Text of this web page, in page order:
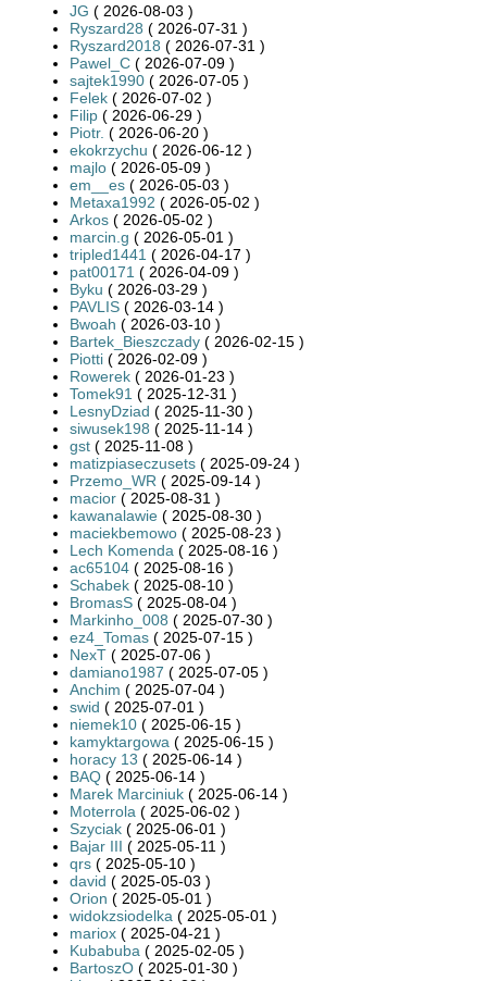
JG ( 2026-08-03 )
Ryszard28 ( 2026-07-31 )
Ryszard2018 ( 2026-07-31 )
Pawel_C ( 2026-07-09 )
sajtek1990 ( 2026-07-05 )
Felek ( 2026-07-02 )
Filip ( 2026-06-29 )
Piotr. ( 2026-06-20 )
ekokrzychu ( 2026-06-12 )
majlo ( 2026-05-09 )
em__es ( 2026-05-03 )
Metaxa1992 ( 2026-05-02 )
Arkos ( 2026-05-02 )
marcin.g ( 2026-05-01 )
tripled1441 ( 2026-04-17 )
pat00171 ( 2026-04-09 )
Byku ( 2026-03-29 )
PAVLIS ( 2026-03-14 )
Bwoah ( 2026-03-10 )
Bartek_Bieszczady ( 2026-02-15 )
Piotti ( 2026-02-09 )
Rowerek ( 2026-01-23 )
Tomek91 ( 2025-12-31 )
LesnyDziad ( 2025-11-30 )
siwusek198 ( 2025-11-14 )
gst ( 2025-11-08 )
matizpiaseczusets ( 2025-09-24 )
Przemo_WR ( 2025-09-14 )
macior ( 2025-08-31 )
kawanalawie ( 2025-08-30 )
maciekbemowo ( 2025-08-23 )
Lech Komenda ( 2025-08-16 )
ac65104 ( 2025-08-16 )
Schabek ( 2025-08-10 )
BromasS ( 2025-08-04 )
Markinho_008 ( 2025-07-30 )
ez4_Tomas ( 2025-07-15 )
NexT ( 2025-07-06 )
damiano1987 ( 2025-07-05 )
Anchim ( 2025-07-04 )
swid ( 2025-07-01 )
niemek10 ( 2025-06-15 )
kamyktargowa ( 2025-06-15 )
horacy 13 ( 2025-06-14 )
BAQ ( 2025-06-14 )
Marek Marciniuk ( 2025-06-14 )
Moterrola ( 2025-06-02 )
Szyciak ( 2025-06-01 )
Bajar III ( 2025-05-11 )
qrs ( 2025-05-10 )
david ( 2025-05-03 )
Orion ( 2025-05-01 )
widokzsiodelka ( 2025-05-01 )
mariox ( 2025-04-21 )
Kubabuba ( 2025-02-05 )
BartoszO ( 2025-01-30 )